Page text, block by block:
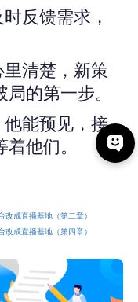
反馈需求，
清楚，新策
的第一步。
能预见，接
他们。
成直播基地（第二章）
成直播基地（第四章）